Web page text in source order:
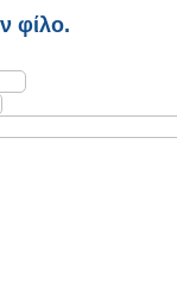
φίλο.